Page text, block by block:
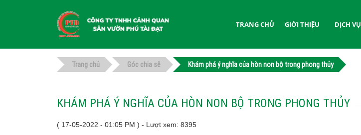
TRANG CHỦ GIỚI THIỆU DỊCH VỤ
Trang chủ Góc chia sẽ Khám phá ý nghĩa của hòn non bộ trong phong thủy
KHÁM PHÁ Ý NGHĨA CỦA HÒN NON BỘ TRONG PHONG THỦY
( 17-05-2022 - 01:05 PM ) - Lượt xem: 8395